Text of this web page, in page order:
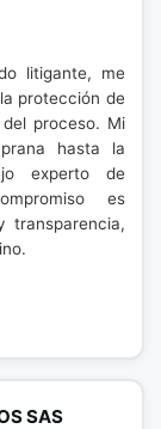
litigante, me
protección de
proceso. Mi
hasta la
experto de
es
transparencia,
SAS